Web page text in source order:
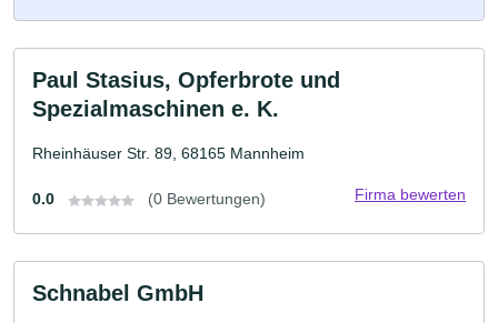
Paul Stasius, Opferbrote und
Spezialmaschinen e. K.
Rheinhäuser Str. 89, 68165 Mannheim
0.0 (0 Bewertungen) Firma bewerten
Schnabel GmbH